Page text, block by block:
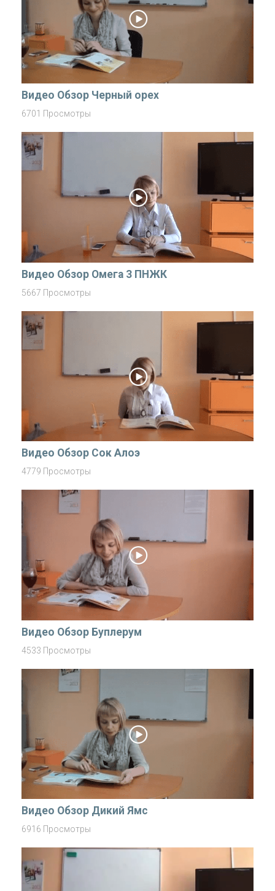
Видео Обзор Черный орех
6701 Просмотры
Видео Обзор Омега 3 ПНЖК
5667 Просмотры
Видео Обзор Сок Алоэ
4779 Просмотры
Видео Обзор Буплерум
4533 Просмотры
Видео Обзор Дикий Ямс
6916 Просмотры